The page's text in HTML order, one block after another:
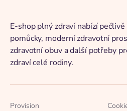
E-shop plný zdraví nabízí
pomůcky, moderní zdravotní
zdravotní obuv a další potřeby
zdraví celé rodiny.
Provision